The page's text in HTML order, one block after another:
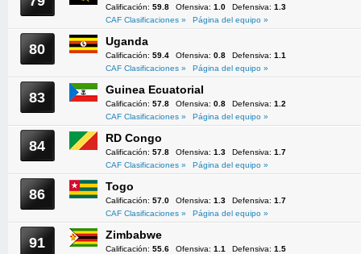
Calificación: 59.8 Ofensiva: 1.0 Defensiva: 1.3
CAF Clasificaciones »
Página del equipo »
80 Uganda
Calificación: 59.4 Ofensiva: 0.8 Defensiva: 1.1
CAF Clasificaciones »
Página del equipo »
83 Guinea Ecuatorial
Calificación: 57.8 Ofensiva: 0.8 Defensiva: 1.2
CAF Clasificaciones »
Página del equipo »
84 RD Congo
Calificación: 57.8 Ofensiva: 1.3 Defensiva: 1.7
CAF Clasificaciones »
Página del equipo »
86 Togo
Calificación: 57.0 Ofensiva: 1.3 Defensiva: 1.7
CAF Clasificaciones »
Página del equipo »
91 Zimbabwe
Calificación: 55.6 Ofensiva: 1.1 Defensiva: 1.5